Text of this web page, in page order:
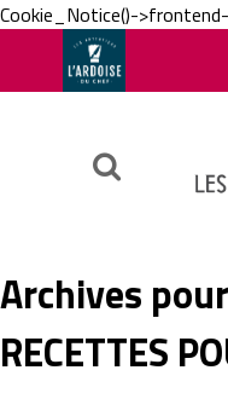
Cookie_Notice()-
Archives
RECETTES